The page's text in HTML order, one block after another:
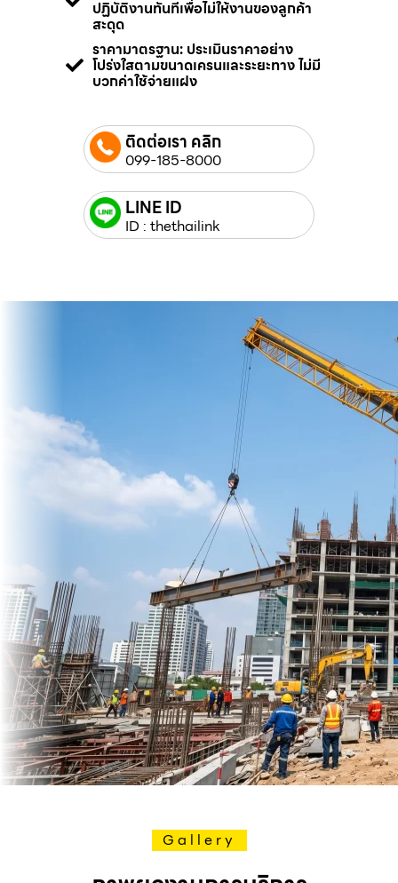
ปฏิบัติงานทันทีเพื่อไม่ให้งานของลูกค้า
สะดุด
ราคามาตรฐาน: ประเมินราคาอย่าง
โปร่งใสตามขนาดเครนและระยะทาง ไม่มี
บวกค่าใช้จ่ายแฝง
ติดต่อเรา คลิก
099-185-8000
LINE ID
ID : thethailink
Gallery